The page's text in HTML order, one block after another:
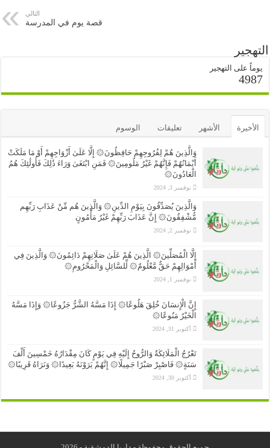
التالي
قصة يوم في المدرسة
التهجير
يوماً على التهجير
4987
الأخيرة الأشهر تعليقات الوسوم
وَالَّذِينَ هُمْ لِفُرُوجِهِمْ حَافِظُونَ۞ إِلَّا عَلَىٰ أَزْوَاجِهِمْ أَوْ مَا مَلَكَتْ
أَيْمَانُهُمْ فَإِنَّهُمْ غَيْرُ مَلُومِينَ۞ فَمَنِ ابْتَغَىٰ وَرَاءَ ذَٰلِكَ فَأُولَٰئِكَ هُمُ
الْعَادُونَ۞
نوفمبر 3, 2024
وَالَّذِينَ يُصَدِّقُونَ بِيَوْمِ الدِّينِ۞ وَالَّذِينَ هُم مِّنْ عَذَابِ رَبِّهِم
مُّشْفِقُونَ۞ إِنَّ عَذَابَ رَبِّهِمْ غَيْرُ مَأْمُونٍ
نوفمبر 2, 2024
إِلَّا الْمُصَلِّينَ۞ الَّذِينَ هُمْ عَلَىٰ صَلَاتِهِمْ دَائِمُونَ۞ وَالَّذِينَ فِي
أَمْوَالِهِمْ حَقٌّ مَّعْلُومٌ۞ لِّلسَّائِلِ وَالْمَحْرُومِ۞
نوفمبر 1, 2024
إِنَّ الْإِنسَانَ خُلِقَ هَلُوعًا۞ إِذَا مَسَّهُ الشَّرُّ جَزُوعًا۞ وَإِذَا مَسَّهُ
الْخَيْرُ مَنُوعًا۞
أكتوبر 31, 2024
تَعْرُجُ الْمَلَائِكَةُ وَالرُّوحُ إِلَيْهِ فِي يَوْمٍ كَانَ مِقْدَارُهُ خَمْسِينَ أَلْفَ
سَنَةٍ۞ فَاصْبِرْ صَبْرًا جَمِيلًا۞ إِنَّهُمْ يَرَوْنَهُ بَعِيدًا۞ وَنَرَاهُ قَرِيبًا۞
أكتوبر 30, 2024